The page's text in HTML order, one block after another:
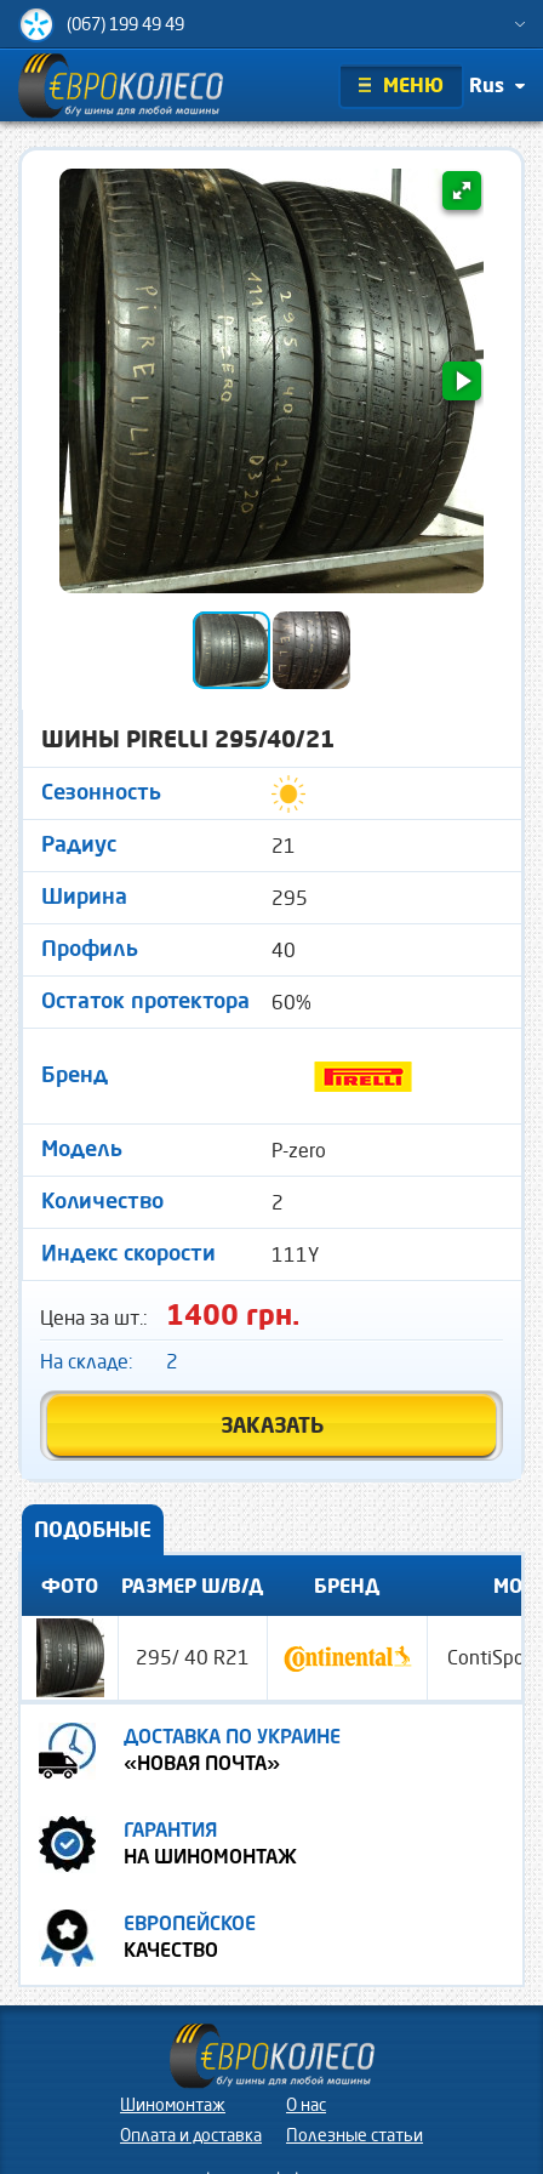
(067) 199 49 49
МЕНЮ Rus
ШИНЫ PIRELLI 295/40/21
Сезонность
Радиус 21
Ширина 295
Профиль 40
Остаток протектора 60%
Бренд
Модель P-zero
Количество 2
Индекс скорости 111Y
Цена за шт.: 1400 грн.
На складе: 2
ЗАКАЗАТЬ
ПОДОБНЫЕ
ФОТО РАЗМЕР Ш/В/Д БРЕНД
295/ 40 R21
ДОСТАВКА ПО УКРАИНЕ
«НОВАЯ ПОЧТА»
ГАРАНТИЯ
НА ШИНОМОНТАЖ
ЕВРОПЕЙСКОЕ
КАЧЕСТВО
Шиномонтаж
Оплата и доставка
О нас
Полезные статьи